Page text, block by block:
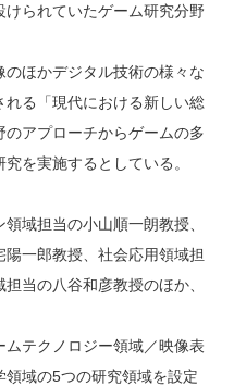
られていたゲーム研究分野
ほかデジタル技術の様々な
る「現代における新しい総
アプローチからゲームの多
を実施するとしている。
域担当の小山順一朗教授、
一郎教授、社会応用領域担
当の八谷和彦教授のほか、
テクノロジー領域／映像表
域の5つの研究領域を設定